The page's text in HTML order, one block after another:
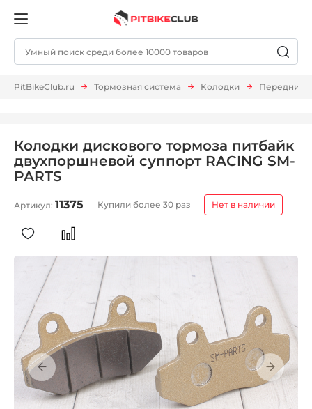
PitBikeClub.ru Тормозная система Колодки Передние
Колодки дискового тормоза питбайк
двухпоршневой суппорт RACING SM-
PARTS
Артикул: 11375 Купили более 30 раз Нет в наличии